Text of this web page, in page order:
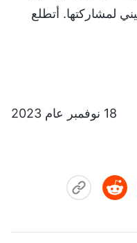
لمشاركتها. أتطلع
18 نوفمبر عام 2023